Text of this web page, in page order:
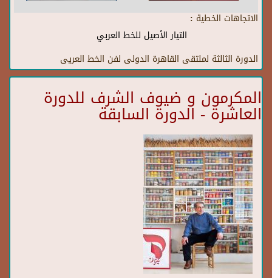
الاتجاهات الخطية :
التيار الأصيل للخط العربي
الدورة الثالثة لملتقى القاهرة الدولى لفن الخط العريى
المكرمون و ضيوف الشرف للدورة
العاشرة - الدورة السابقة